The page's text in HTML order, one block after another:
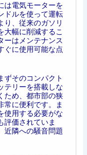
は電気モーターを
ドルを使って運転
り、従来のガソリ
大幅に削減するこ
ーはメンテナンス
ぐに使用可能な点
ずそのコンパクト
テリーを搭載しな
ため、都市部の狭
常に便利です。ま
使用する必要がな
評価されていま
近隣への騒音問題